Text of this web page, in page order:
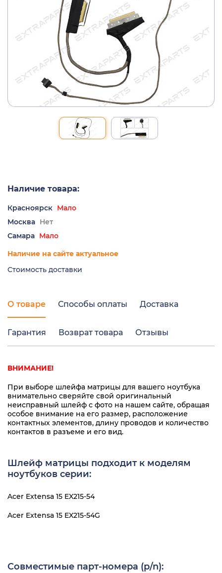
Наличие товара:
Красноярск Мало
Москва Нет
Самара Мало
Наличие на сайте актуальное
Стоимость доставки
О товаре Способы оплаты Доставка
Гарантия Возврат товара Отзывы
ВНИМАНИЕ!
При выборе шлейфа матрицы для вашего ноутбука
внимательно сверяйте свой оригинальный
неисправный шлейф с фото на нашем сайте, обращая
особое внимание на его размер, расположение
контактных элементов, длину проводов и количество
контактов в разъеме и его вид.
Шлейф матрицы подходит к моделям
ноутбуков серии:
Acer Extensa 15 EX215-54
Acer Extensa 15 EX215-54G
Совместимые парт-номера (p/n):